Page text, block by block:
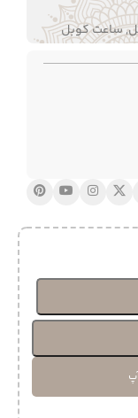
,ساعت کوبل